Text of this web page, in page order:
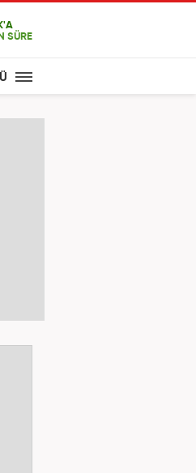
SÜRE